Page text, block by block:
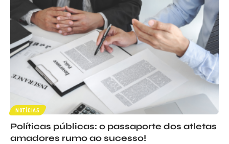
NOTÍCIAS
Políticas públicas: o passaporte dos atletas
amadores rumo ao sucesso!